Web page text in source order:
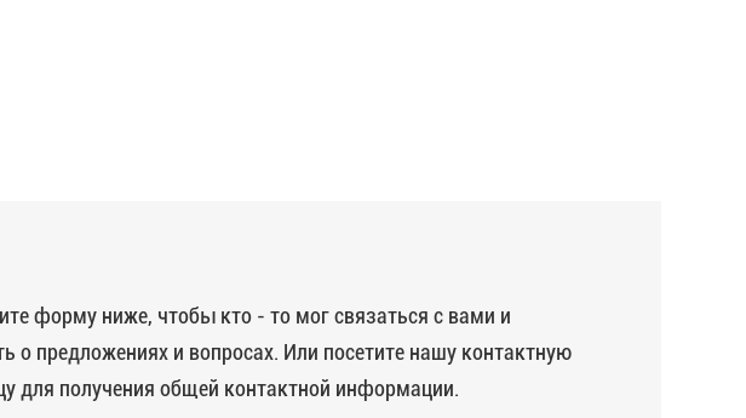
форму ниже, чтобы кто - то мог связаться с вами и
о предложениях и вопросах. Или посетите нашу контактную
для получения общей контактной информации.